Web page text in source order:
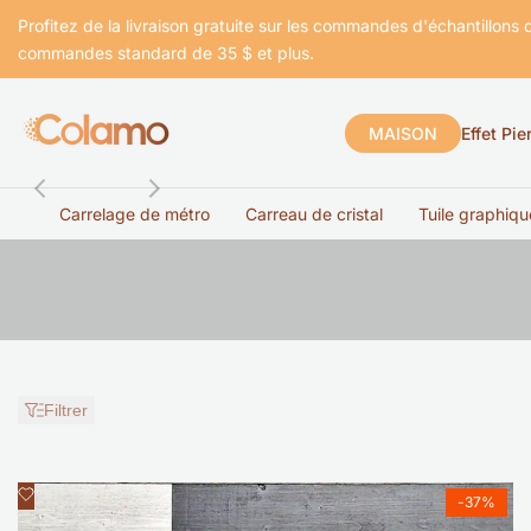
Profitez de la livraison gratuite sur les commandes d'échantillons
commandes standard de 35 $ et plus.
MAISON Effet
Carrelage de métro Carreau de cristal Tuile
Filtrer
-37%
Ajouter
à
Aperçu rapide